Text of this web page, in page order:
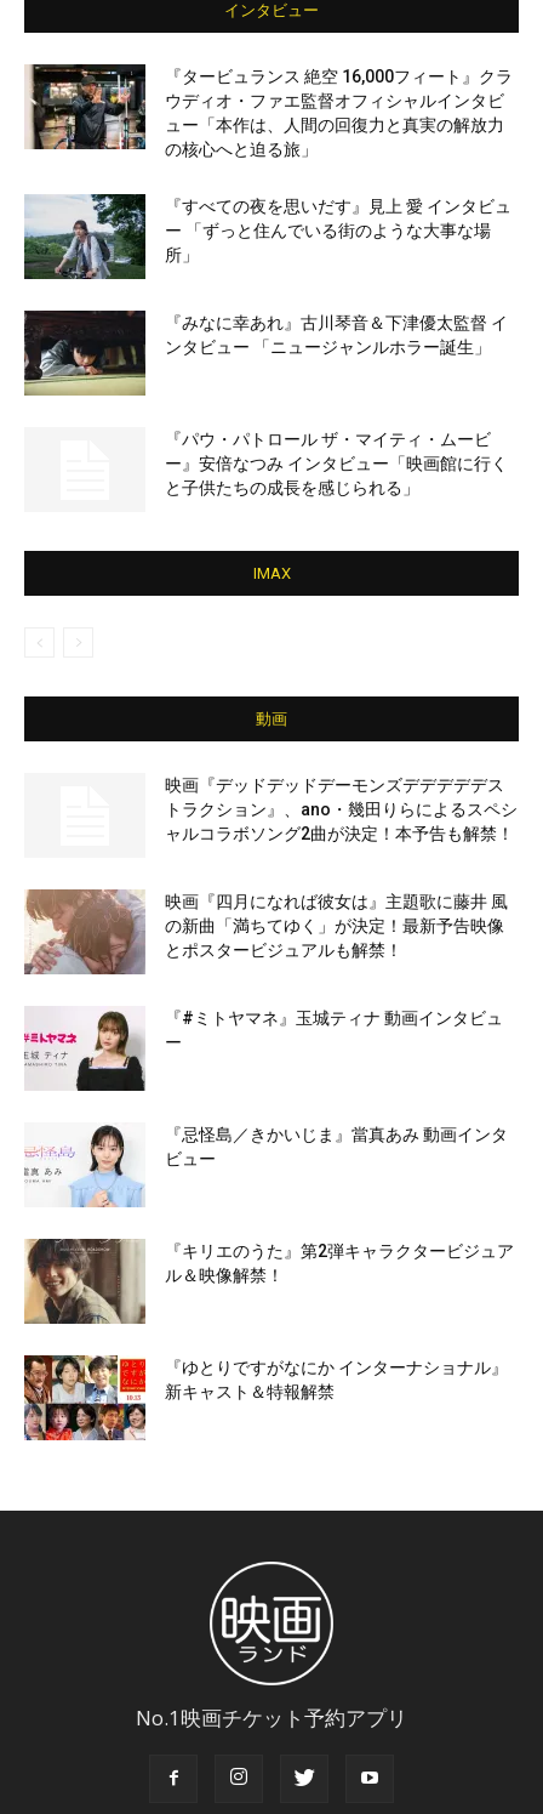
インタビュー
『タービュランス 絶空 16,000フィート』クラ
ウディオ・ファエ監督オフィシャルインタビ
ュー「本作は、人間の回復力と真実の解放力
の核心へと迫る旅」
『すべての夜を思いだす』見上 愛 インタビュ
ー 「ずっと住んでいる街のような大事な場
所」
『みなに幸あれ』古川琴音＆下津優太監督 イ
ンタビュー 「ニュージャンルホラー誕生」
『パウ・パトロール ザ・マイティ・ムービ
ー』安倍なつみ インタビュー「映画館に行く
と子供たちの成長を感じられる」
IMAX
動画
映画『デッドデッドデーモンズデデデデデス
トラクション』、ano・幾田りらによるスペシ
ャルコラボソング2曲が決定！本予告も解禁！
映画『四月になれば彼女は』主題歌に藤井 風
の新曲「満ちてゆく」が決定！最新予告映像
とポスタービジュアルも解禁！
『#ミトヤマネ』玉城ティナ 動画インタビュ
ー
『忌怪島／きかいじま』當真あみ 動画インタ
ビュー
『キリエのうた』第2弾キャラクタービジュア
ル＆映像解禁！
『ゆとりですがなにか インターナショナル』
新キャスト＆特報解禁
No.1映画チケット予約アプリ